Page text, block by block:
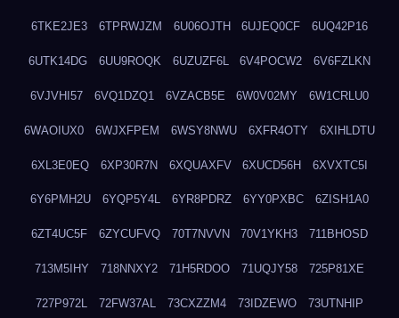
6TKE2JE3 6TPRWJZM 6U06OJTH 6UJEQ0CF 6UQ42P16
6UTK14DG 6UU9ROQK 6UZUZF6L 6V4POCW2 6V6FZLKN
6VJVHI57 6VQ1DZQ1 6VZACB5E 6W0V02MY 6W1CRLU0
6WAOIUX0 6WJXFPEM 6WSY8NWU 6XFR4OTY 6XIHLDTU
6XL3E0EQ 6XP30R7N 6XQUAXFV 6XUCD56H 6XVXTC5I
6Y6PMH2U 6YQP5Y4L 6YR8PDRZ 6YY0PXBC 6ZISH1A0
6ZT4UC5F 6ZYCUFVQ 70T7NVVN 70V1YKH3 711BHOSD
713M5IHY 718NNXY2 71H5RDOO 71UQJY58 725P81XE
727P972L 72FW37AL 73CXZZM4 73IDZEWO 73UTNHIP